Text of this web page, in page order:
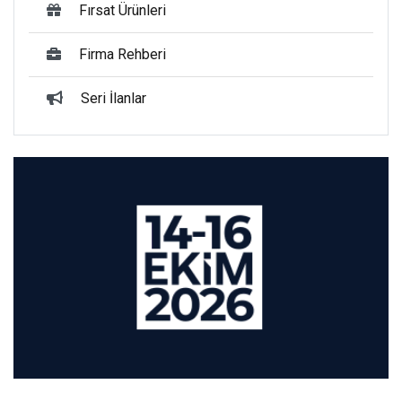
Fırsat Ürünleri
Firma Rehberi
Seri İlanlar